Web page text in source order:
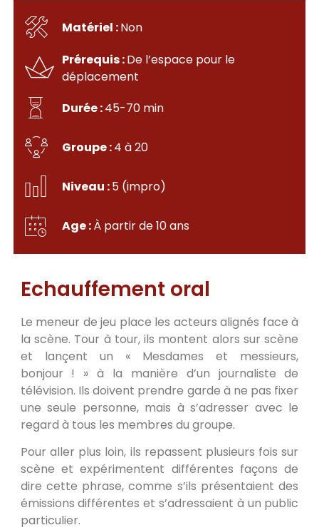
Matériel :Non
Prérequis :De l’espace pour le
déplacement
Durée :45-70 min
Groupe :4 à 20
Niveau :5 (impro)
Age :À partir de 10 ans
Echauffement oral
Le meneur de jeu place les acteurs alignés face à
la scène. Tour à tour, ils montent alors sur scène
et lançent un « Mesdames et messieurs,
bonjour ! » à la manière d’un journaliste de
télévision. Ils doivent prendre garde à ne pas fixer
une seule personne, mais à s’adresser avec le
regard à tous les membres du groupe.
Pour aller plus loin, ils repassent plusieurs fois sur
scène et expérimentent différentes façons de
dire cette phrase, comme s’ils présentaient des
émissions différentes et s’adressaient à un public
particulier.